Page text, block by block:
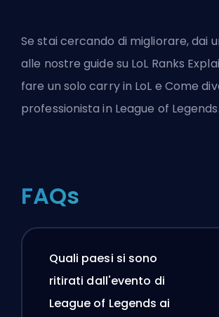
Se stai cercando di migliorare, dai
alle nostre guide su LoL Ranks
fare un solo carry in LoL e Come
professionista in League of Legends
FAQs
Quali paesi si sono
ritirati dall'evento di
League of Legends ai